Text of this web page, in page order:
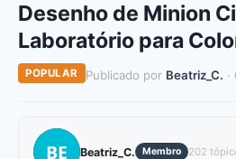
Desenho de Minion
Laboratório para
POPULAR Publicado por Beatriz_C.
BE Beatriz_C. Membro 202